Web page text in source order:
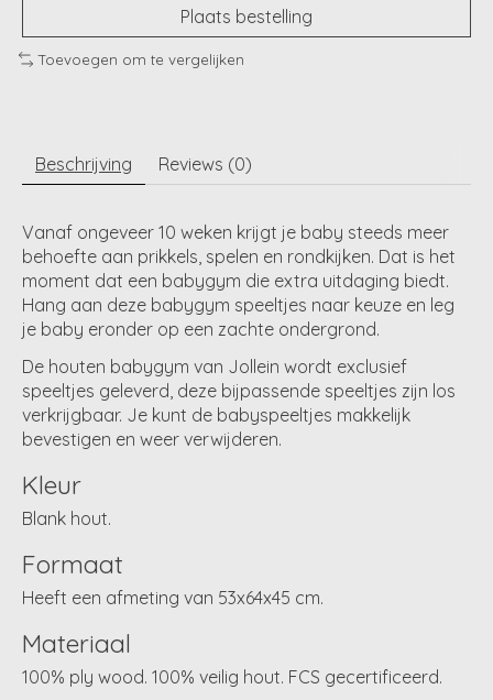
Plaats bestelling
Toevoegen om te vergelijken
Beschrijving Reviews (0)
Vanaf ongeveer 10 weken krijgt je baby steeds meer
behoefte aan prikkels, spelen en rondkijken. Dat is het
moment dat een babygym die extra uitdaging biedt.
Hang aan deze babygym speeltjes naar keuze en leg
je baby eronder op een zachte ondergrond.
De houten babygym van Jollein wordt exclusief
speeltjes geleverd, deze bijpassende speeltjes zijn los
verkrijgbaar. Je kunt de babyspeeltjes makkelijk
bevestigen en weer verwijderen.
Kleur
Blank hout.
Formaat
Heeft een afmeting van 53x64x45 cm.
Materiaal
100% ply wood. 100% veilig hout. FCS gecertificeerd.